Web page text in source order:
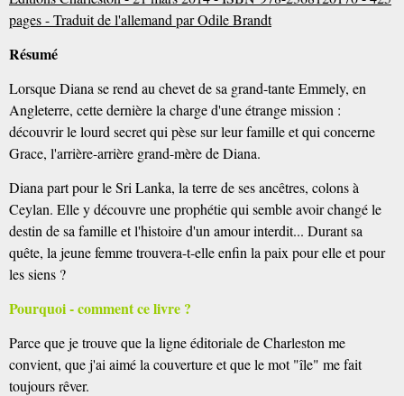
pages - Traduit de l'allemand par Odile Brandt
Résumé
Lorsque Diana se rend au chevet de sa grand-tante Emmely, en
Angleterre, cette dernière la charge d'une étrange mission :
découvrir le lourd secret qui pèse sur leur famille et qui concerne
Grace, l'arrière-arrière grand-mère de Diana.
Diana part pour le Sri Lanka, la terre de ses ancêtres, colons à
Ceylan. Elle y découvre une prophétie qui semble avoir changé le
destin de sa famille et l'histoire d'un amour interdit... Durant sa
quête, la jeune femme trouvera-t-elle enfin la paix pour elle et pour
les siens ?
Pourquoi - comment ce livre ?
Parce que je trouve que la ligne éditoriale de Charleston me
convient, que j'ai aimé la couverture et que le mot "île" me fait
toujours rêver.